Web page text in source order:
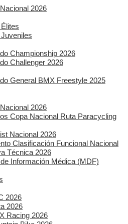
2026
Championship 2026
Challenger 2026
General BMX Freestyle 2025
2026
Copa Nacional Ruta Paracycling
Nacional 2026
Clasificación Funcional Nacional
Técnica 2026
Información Médica (MDF)
2026
2026
Racing 2026